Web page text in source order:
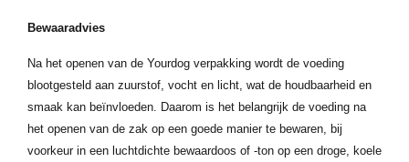
Bewaaradvies
Na het openen van de Yourdog verpakking wordt de voeding
blootgesteld aan zuurstof, vocht en licht, wat de houdbaarheid en
smaak kan beïnvloeden. Daarom is het belangrijk de voeding na
het openen van de zak op een goede manier te bewaren, bij
voorkeur in een luchtdichte bewaardoos of -ton op een droge, koele